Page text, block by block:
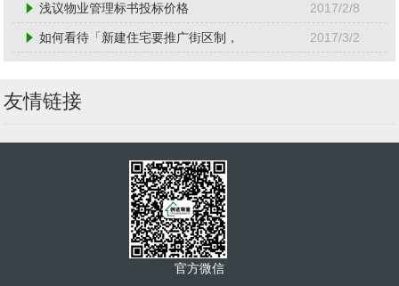
2017/2/8
浅议物业管理标书投标价格
2017/3/2
如何看待「新建住宅要推广街区制，
友情链接
官方微信